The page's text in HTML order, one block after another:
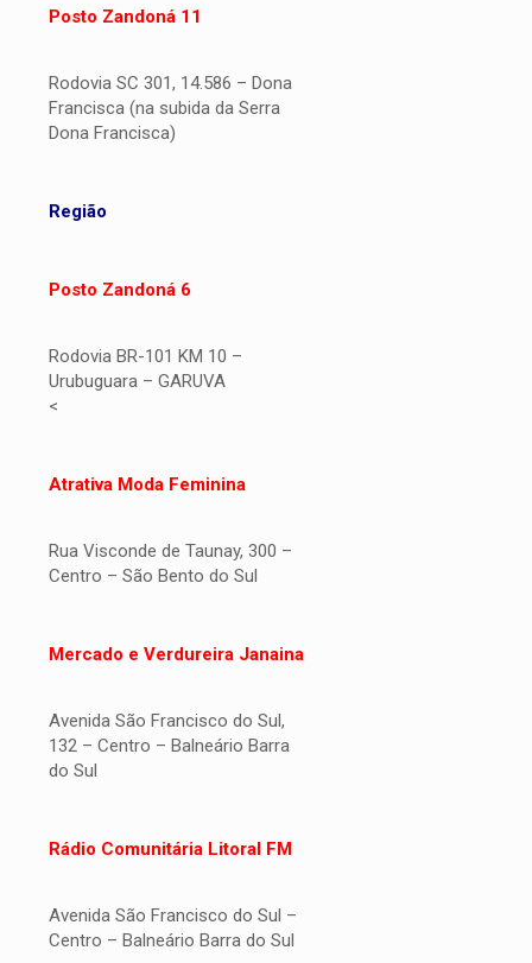
Posto Zandoná 11
Rodovia SC 301, 14.586 – Dona
Francisca (na subida da Serra
Dona Francisca)
Região
Posto Zandoná 6
Rodovia BR-101 KM 10 –
Urubuguara – GARUVA
<
Atrativa Moda Feminina
Rua Visconde de Taunay, 300 –
Centro – São Bento do Sul
Mercado e Verdureira Janaina
Avenida São Francisco do Sul,
132 – Centro – Balneário Barra
do Sul
Rádio Comunitária Litoral FM
Avenida São Francisco do Sul –
Centro – Balneário Barra do Sul